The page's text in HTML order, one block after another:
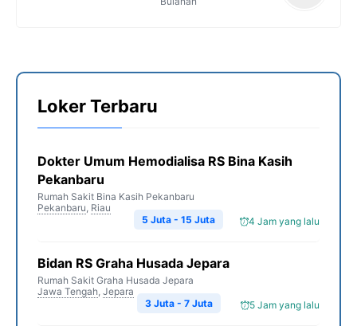
Loker Terbaru
Dokter Umum Hemodialisa RS Bina Kasih
Pekanbaru
Rumah Sakit Bina Kasih Pekanbaru
Pekanbaru, Riau
4 Jam yang lalu
5 Juta - 15 Juta
Bidan RS Graha Husada Jepara
Rumah Sakit Graha Husada Jepara
Jawa Tengah, Jepara
5 Jam yang lalu
3 Juta - 7 Juta